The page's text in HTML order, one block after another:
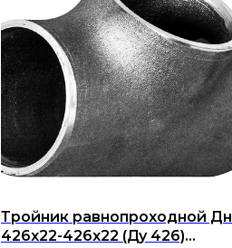
Тройник равнопроходной Дн
426х22-426х22 (Ду 426)